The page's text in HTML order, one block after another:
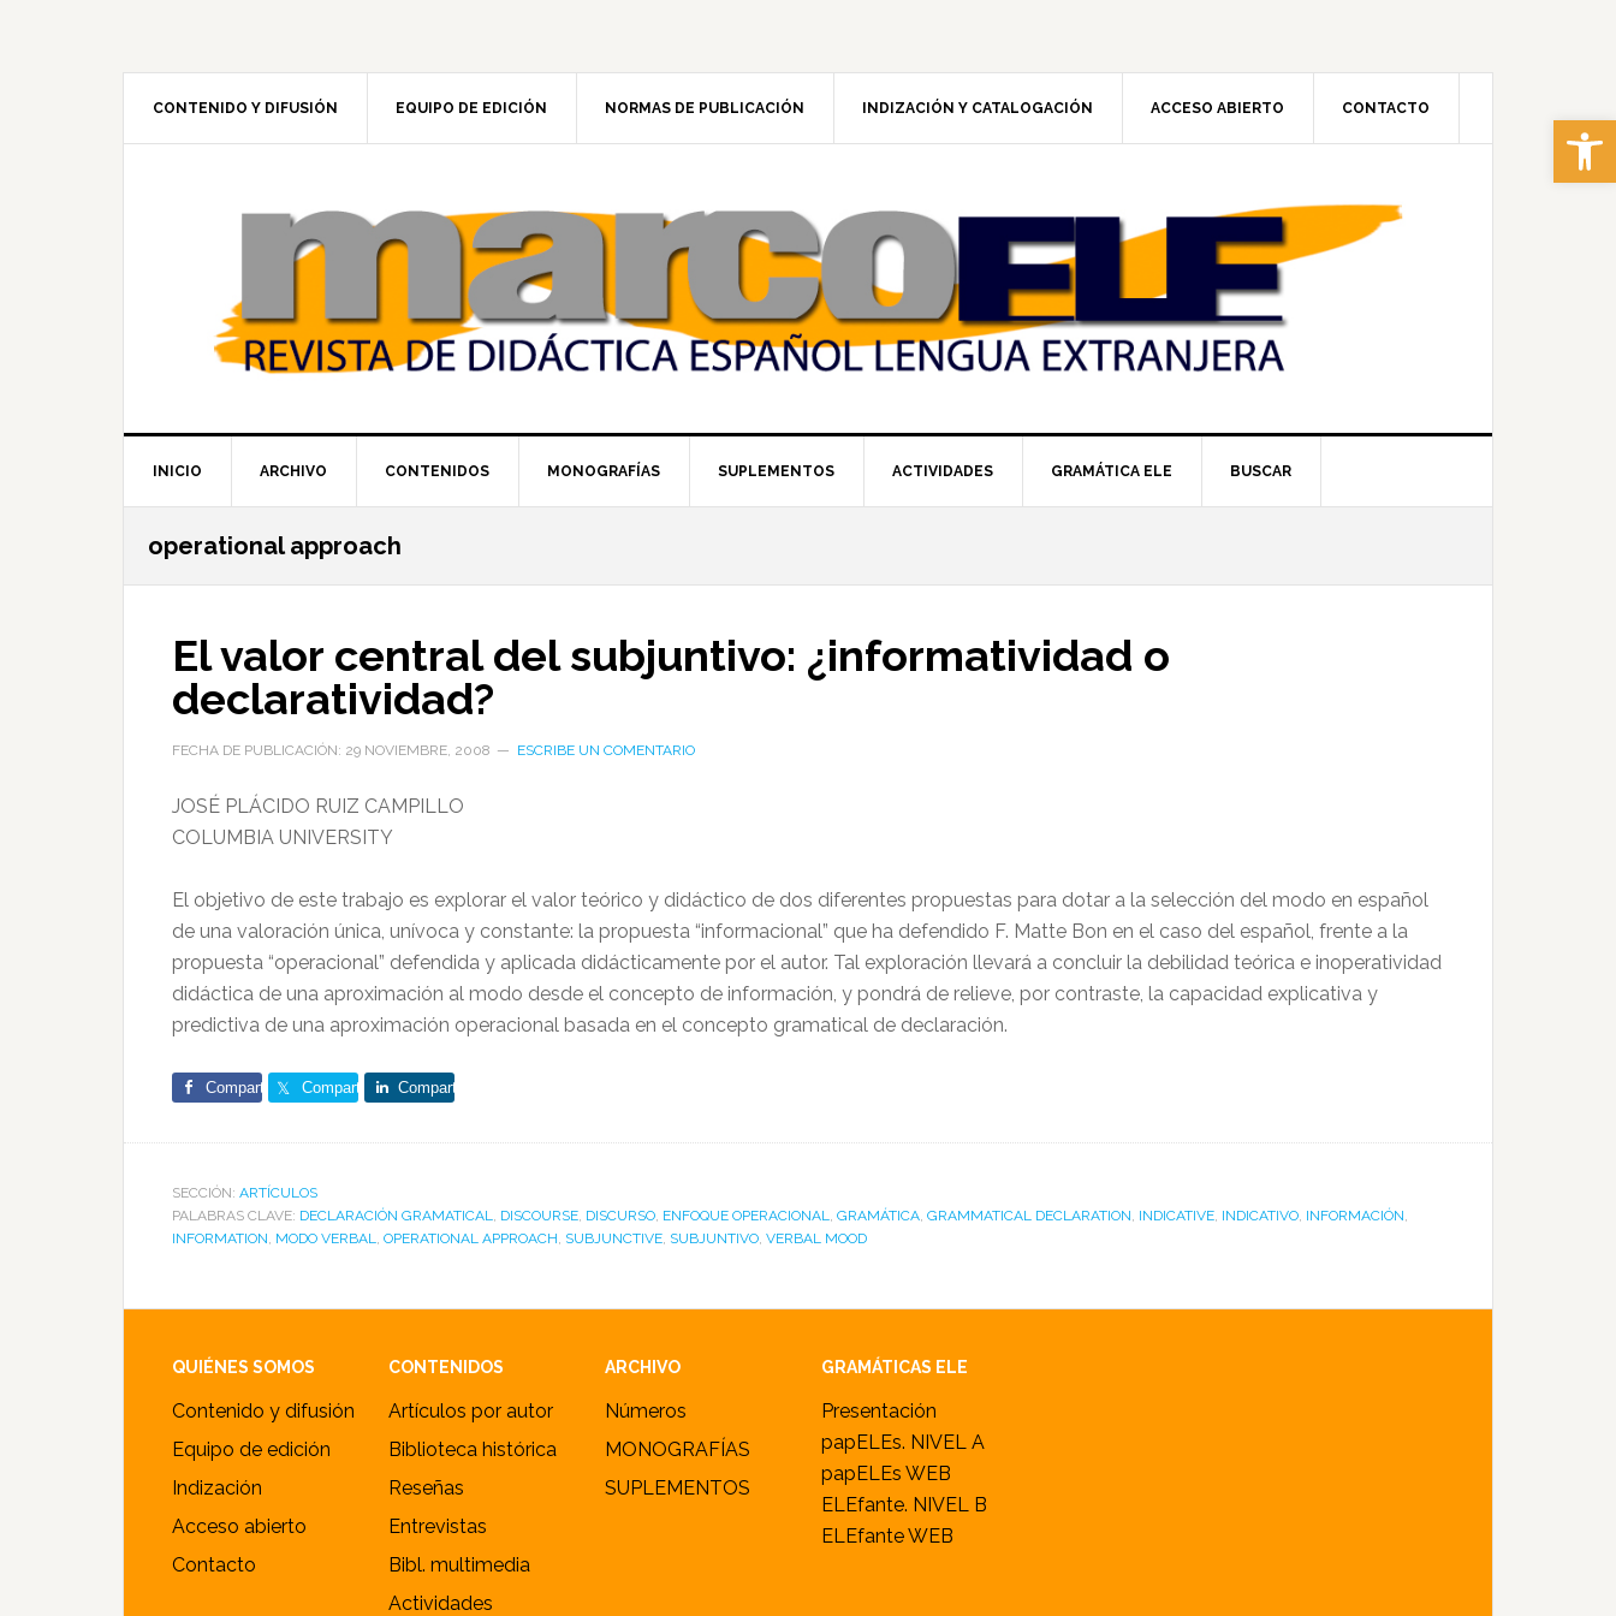
Abrir
CONTENIDO Y DIFUSIÓN EQUIPO DE EDICIÓN NORMAS DE PUBLICACIÓN INDIZACIÓN Y CATALOGACIÓN ACCESO ABIERTO CONTACTO
INICIO ARCHIVO CONTENIDOS MONOGRAFÍAS SUPLEMENTOS ACTIVIDADES GRAMÁTICA ELE BUSCAR
operational approach
El valor central del subjuntivo: ¿informatividad o
declaratividad?
FECHA DE PUBLICACIÓN: 29 NOVIEMBRE, 2008 ESCRIBE UN COMENTARIO
JOSÉ PLÁCIDO RUIZ CAMPILLO
COLUMBIA UNIVERSITY
El objetivo de este trabajo es explorar el valor teórico y didáctico de dos diferentes propuestas para dotar a la selección del modo en español
de una valoración única, unívoca y constante: la propuesta “informacional” que ha defendido F. Matte Bon en el caso del español, frente a la
propuesta “operacional” defendida y aplicada didácticamente por el autor. Tal exploración llevará a concluir la debilidad teórica e inoperatividad
didáctica de una aproximación al modo desde el concepto de información, y pondrá de relieve, por contraste, la capacidad explicativa y
predictiva de una aproximación operacional basada en el concepto gramatical de declaración.
Comparte Comparte Comparte
SECCIÓN: ARTÍCULOS
PALABRAS CLAVE: DECLARACIÓN GRAMATICAL, DISCOURSE, DISCURSO, ENFOQUE OPERACIONAL, GRAMÁTICA, GRAMMATICAL DECLARATION, INDICATIVE, INDICATIVO, INFORMACIÓN,
INFORMATION, MODO VERBAL, OPERATIONAL APPROACH, SUBJUNCTIVE, SUBJUNTIVO, VERBAL MOOD
Footer
QUIÉNES SOMOS
Contenido y difusión
Equipo de edición
Indización
Acceso abierto
Contacto
CONTENIDOS
Artículos por autor
Biblioteca histórica
Reseñas
Entrevistas
Bibl. multimedia
Actividades
ARCHIVO
Números
MONOGRAFÍAS
SUPLEMENTOS
GRAMÁTICAS ELE
Presentación
papELEs. NIVEL A
papELEs WEB
ELEfante. NIVEL B
ELEfante WEB